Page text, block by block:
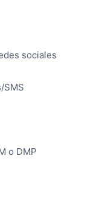
sociales
SMS
o DMP